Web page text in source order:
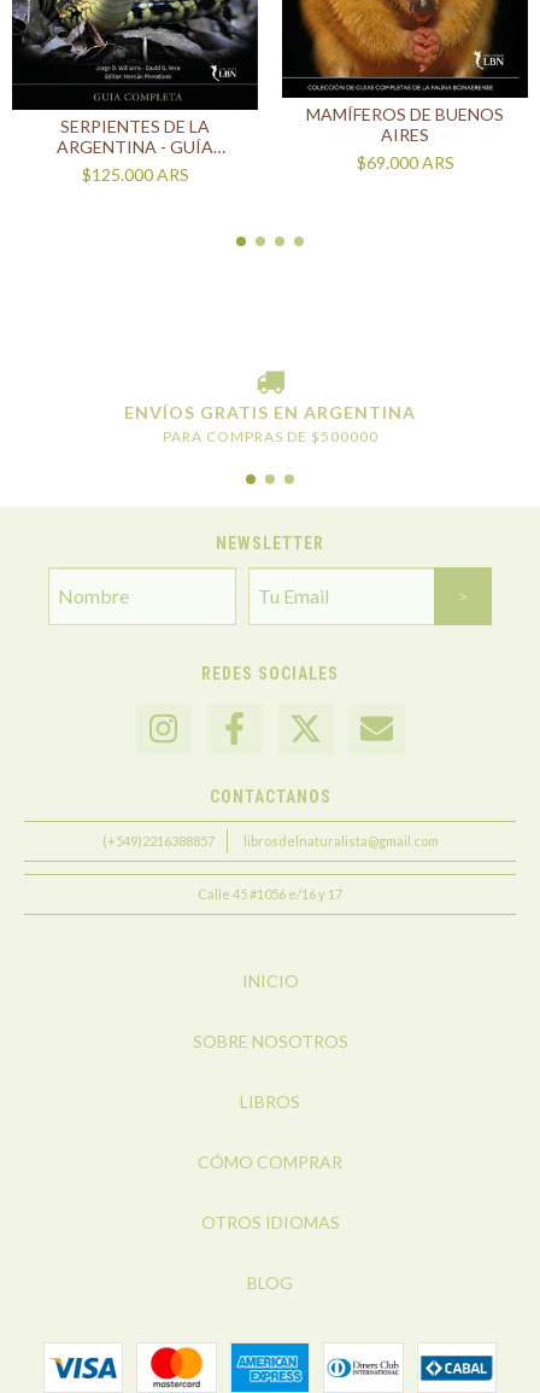
SERPIENTES DE LA
ARGENTINA - GUÍA
COMPLETA
$125.000ARS
MAMÍFEROS DE BUENOS
AIRES
$69.000ARS
ENVÍOS GRATIS EN ARGENTINA
PARA COMPRAS DE $500000
NEWSLETTER
REDES SOCIALES
CONTACTANOS
(+549)2216388857 librosdelnaturalista@gmail.com
Calle 45 #1056 e/16 y 17
INICIO
SOBRE NOSOTROS
LIBROS
CÓMO COMPRAR
OTROS IDIOMAS
BLOG